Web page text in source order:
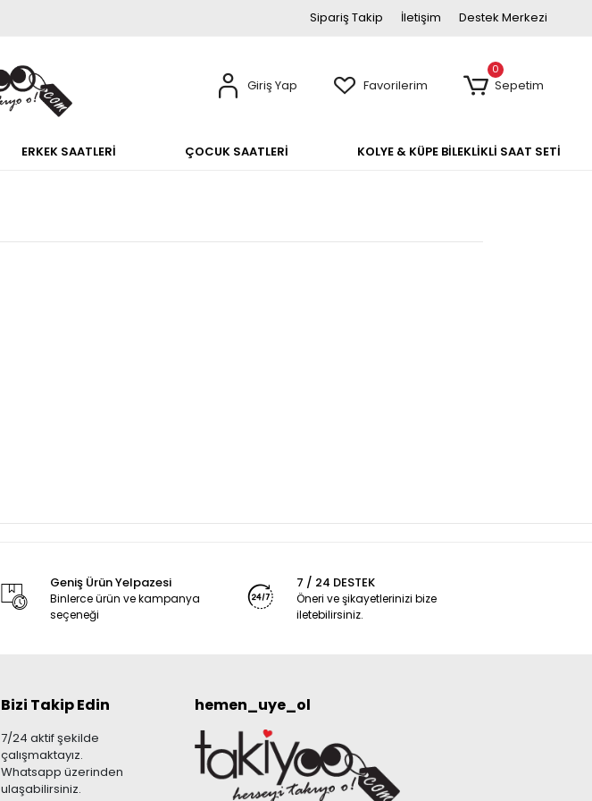
Sipariş Takip İletişim Destek Merkezi
Giriş Yap Favorilerim
0
Sepetim
ERKEK SAATLERİ ÇOCUK SAATLERİ KOLYE & KÜPE BİLEKLİKLİ SAAT SETİ
Geniş Ürün Yelpazesi
Binlerce ürün ve kampanya
seçeneği
7 / 24 DESTEK
Öneri ve şikayetlerinizi bize
iletebilirsiniz.
Bizi Takip Edin
7/24 aktif şekilde
çalışmaktayız.
Whatsapp üzerinden
ulaşabilirsiniz.
hemen_uye_ol